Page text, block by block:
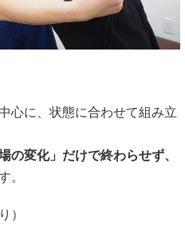
心に、状態に合わせて組み立
の変化」だけで終わらせず、
。
）